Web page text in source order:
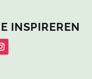
INSPIREREN